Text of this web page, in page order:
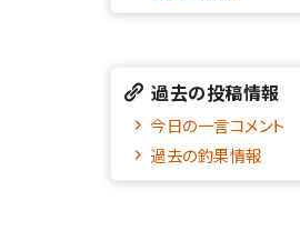
過去の投稿情報
今日の一言コメント
過去の釣果情報